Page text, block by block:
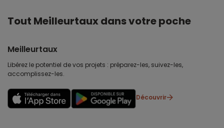
Tout Meilleurtaux dans votre poche
Meilleurtaux
Libérez le potentiel de vos projets : préparez-les, suivez-les,
accomplissez-les.
Découvrir